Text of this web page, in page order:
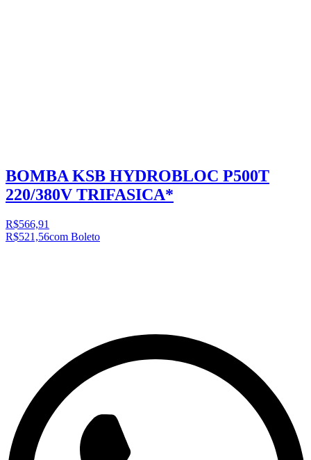
BOMBA KSB HYDROBLOC P500T
220/380V TRIFASICA*
R$566,91
R$521,56com Boleto